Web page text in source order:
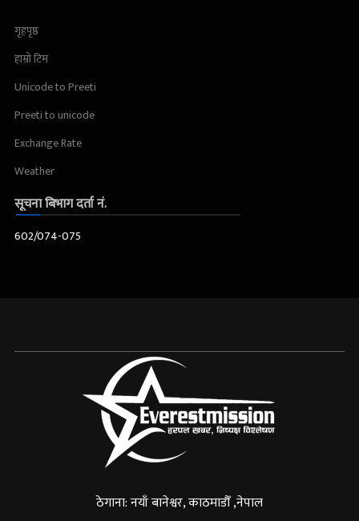
गृहपृष्ठ
हाम्रो टिम
Unicode to Preeti
Preeti to unicode
Exchange Rate
Weather
सूचना बिभाग दर्ता नं.
602/074-075
ठेगाना: नयाँ बानेश्वर, काठमाडौँ ,नेपाल